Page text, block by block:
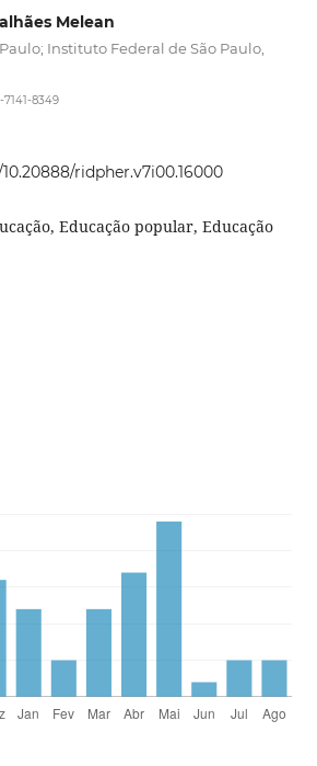
Melean
Instituto Federal de São Paulo,
8349
ridpher.v7i00.16000
Educação popular, Educação